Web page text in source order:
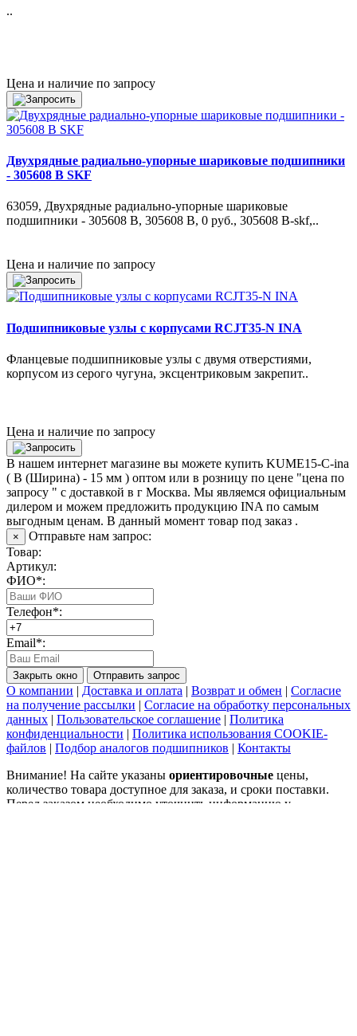
..
Цена и наличие по запросу
Двухрядные радиально-упорные шариковые подшипники
- 305608 B SKF
63059, Двухрядные радиально-упорные шариковые
подшипники - 305608 B, 305608 B, 0 руб., 305608 B-skf,..
Цена и наличие по запросу
Подшипниковые узлы с корпусами RCJT35-N INA
Фланцевые подшипниковые узлы с двумя отверстиями,
корпусом из серого чугуна, эксцентриковым закрепит..
Цена и наличие по запросу
В нашем интернет магазине вы можете купить KUME15-C-ina
( B (Ширина) - 15 мм ) оптом или в розницу по цене "цена по
запросу " с доставкой в г Москва. Мы являемся официальным
дилером и можем предложить продукцию INA по самым
выгодным ценам. В данный момент товар под заказ .
×
Отправьте нам запрос:
Товар:
Артикул:
ФИО*:
Телефон*:
Email*:
Закрыть окно Отправить запрос
О компании | Доставка и оплата | Возврат и обмен | Согласие
на получение рассылки | Согласие на обработку персональных
данных | Пользовательское соглашение | Политика
конфиденциальности | Политика использования COOKIE-
файлов | Подбор аналогов подшипников | Контакты
Внимание! На сайте указаны ориентировочные цены,
количество товара доступное для заказа, и сроки поставки.
Перед заказом необходимо уточнить информацию у